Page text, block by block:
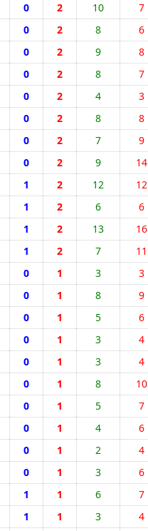
0 2 10 7
0 2 8 6
0 2 9 8
0 2 8 7
0 2 4 3
0 2 8 8
0 2 7 9
0 2 9 14
1 2 12 12
1 2 6 6
1 2 13 16
1 2 7 11
0 1 3 3
0 1 8 9
0 1 5 6
0 1 3 4
0 1 3 4
0 1 8 10
0 1 5 7
0 1 4 6
0 1 2 4
0 1 3 6
1 1 6 7
1 1 3 4